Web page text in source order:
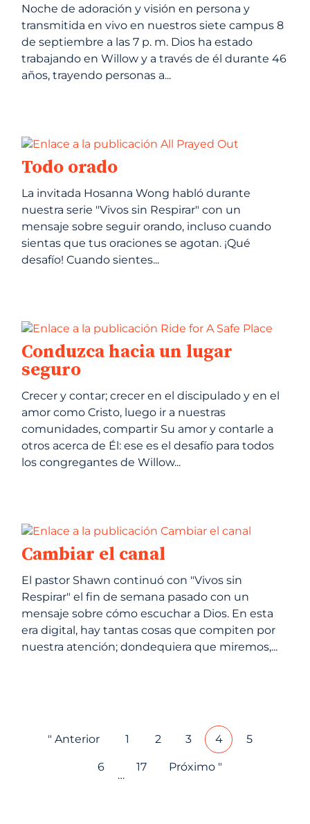
Noche de adoración y visión en persona y
transmitida en vivo en nuestros siete campus 8
de septiembre a las 7 p. m. Dios ha estado
trabajando en Willow y a través de él durante 46
años, trayendo personas a...
Todo orado
La invitada Hosanna Wong habló durante
nuestra serie "Vivos sin Respirar" con un
mensaje sobre seguir orando, incluso cuando
sientas que tus oraciones se agotan. ¡Qué
desafío! Cuando sientes...
Conduzca hacia un lugar
seguro
Crecer y contar; crecer en el discipulado y en el
amor como Cristo, luego ir a nuestras
comunidades, compartir Su amor y contarle a
otros acerca de Él: ese es el desafío para todos
los congregantes de Willow...
Cambiar el canal
El pastor Shawn continuó con "Vivos sin
Respirar" el fin de semana pasado con un
mensaje sobre cómo escuchar a Dios. En esta
era digital, hay tantas cosas que compiten por
nuestra atención; dondequiera que miremos,...
" Anterior 1 2 3 4 5
6
…
17 Próximo "